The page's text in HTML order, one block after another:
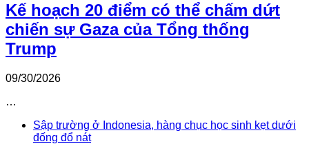
Kế hoạch 20 điểm có thể chấm dứt
chiến sự Gaza của Tổng thống
Trump
09/30/2026
…
Sập trường ở Indonesia, hàng chục học sinh kẹt dưới
đống đổ nát